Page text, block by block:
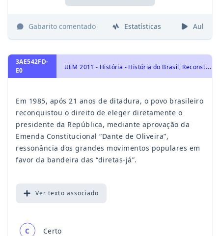
Gabarito comentado Estatísticas Aulas
3AE542FD-
E0
U
EM 2011 - História - História do Brasil, Reconstrução Democrática : Governo Sarney
Em 1985, após 21 anos de ditadura, o povo brasileiro
reconquistou o direito de eleger diretamente o
presidente da República, mediante aprovação da
Emenda Constitucional “Dante de Oliveira”,
ressonância dos grandes movimentos populares em
favor da bandeira das “diretas-já”.
Ver texto associado
C Certo